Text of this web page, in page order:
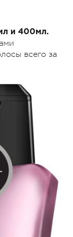
и 400мл.
всего за